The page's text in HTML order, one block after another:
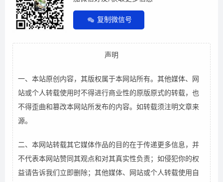
复制微信号
声明
一、本站原创内容，其版权属于本网站所有。其他媒体、网
站或个人转载使用时不得进行商业性的原版原式的转载，也
不得歪曲和篡改本网站所发布的内容。如转载须注明文章来
源。
二、本网站转载其它媒体作品的目的在于传递更多信息，并
不代表本网站赞同其观点和对其真实性负责；如侵犯你的权
益请告诉我们立即删除；其他媒体、网站或个人转载使用自